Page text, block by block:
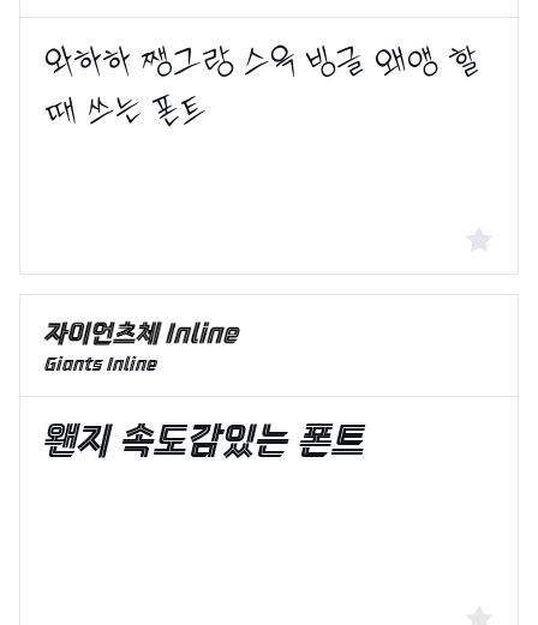
Giants Inline